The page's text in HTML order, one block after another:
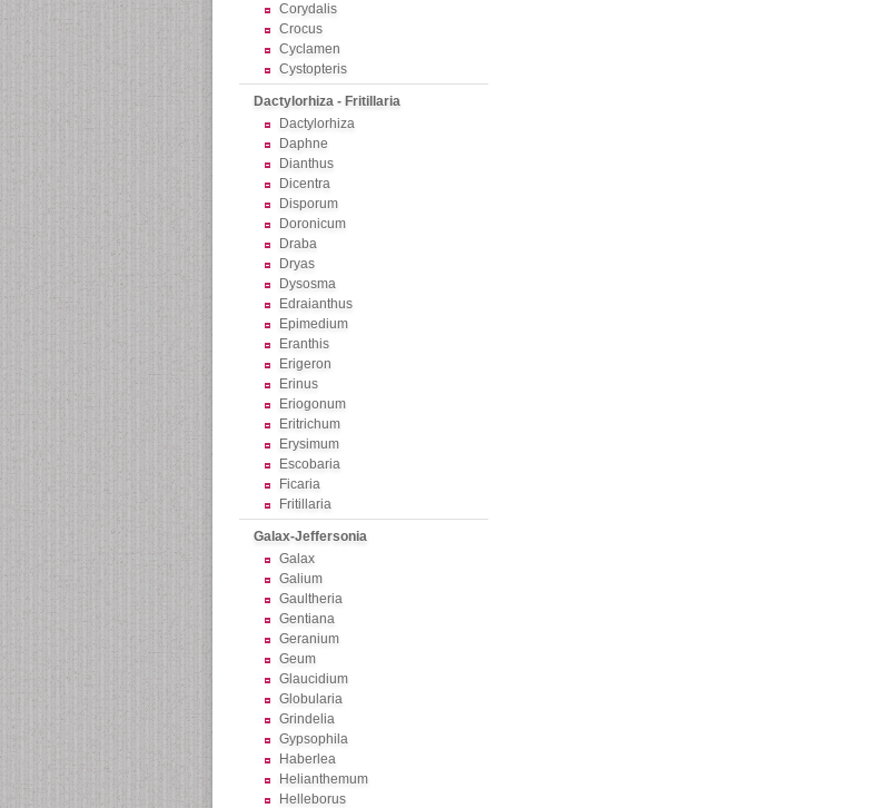
Corydalis
Crocus
Cyclamen
Cystopteris
Dactylorhiza - Fritillaria
Dactylorhiza
Daphne
Dianthus
Dicentra
Disporum
Doronicum
Draba
Dryas
Dysosma
Edraianthus
Epimedium
Eranthis
Erigeron
Erinus
Eriogonum
Eritrichum
Erysimum
Escobaria
Ficaria
Fritillaria
Galax-Jeffersonia
Galax
Galium
Gaultheria
Gentiana
Geranium
Geum
Glaucidium
Globularia
Grindelia
Gypsophila
Haberlea
Helianthemum
Helleborus